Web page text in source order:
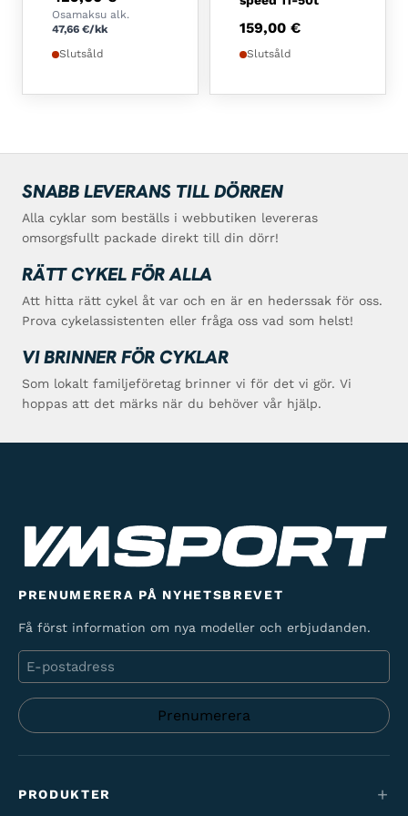
Osamaksu alk.
47,66 €/kk
Slutsåld
159,00 €
Slutsåld
SNABB LEVERANS TILL DÖRREN
Alla cyklar som beställs i webbutiken levereras
omsorgsfullt packade direkt till din dörr!
RÄTT CYKEL FÖR ALLA
Att hitta rätt cykel åt var och en är en hederssak för oss.
Prova cykelassistenten eller fråga oss vad som helst!
VI BRINNER FÖR CYKLAR
Som lokalt familjeföretag brinner vi för det vi gör. Vi
hoppas att det märks när du behöver vår hjälp.
PRENUMERERA PÅ NYHETSBREVET
Få först information om nya modeller och erbjudanden.
E-
post
PRODUKTER